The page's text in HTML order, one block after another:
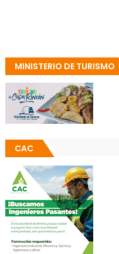
MINISTERIO DE TURISMO
CAC